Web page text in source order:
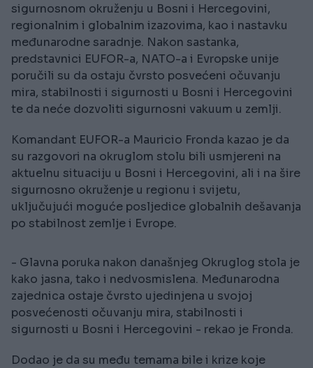
sigurnosnom okruženju u Bosni i Hercegovini,
regionalnim i globalnim izazovima, kao i nastavku
međunarodne saradnje. Nakon sastanka,
predstavnici EUFOR-a, NATO-a i Evropske unije
poručili su da ostaju čvrsto posvećeni očuvanju
mira, stabilnosti i sigurnosti u Bosni i Hercegovini
te da neće dozvoliti sigurnosni vakuum u zemlji.
Komandant EUFOR-a Mauricio Fronda kazao je da
su razgovori na okruglom stolu bili usmjereni na
aktuelnu situaciju u Bosni i Hercegovini, ali i na šire
sigurnosno okruženje u regionu i svijetu,
uključujući moguće posljedice globalnih dešavanja
po stabilnost zemlje i Evrope.
- Glavna poruka nakon današnjeg Okruglog stola je
kako jasna, tako i nedvosmislena. Međunarodna
zajednica ostaje čvrsto ujedinjena u svojoj
posvećenosti očuvanju mira, stabilnosti i
sigurnosti u Bosni i Hercegovini - rekao je Fronda.
Dodao je da su među temama bile i krize koje